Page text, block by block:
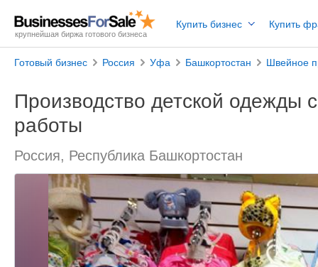
крупнейшая биржа готового бизнеса
Купить бизнес Купить
Готовый бизнес Россия Уфа Башкортостан Швейное
Производство детской одежды
работы
Россия, Республика Башкортостан